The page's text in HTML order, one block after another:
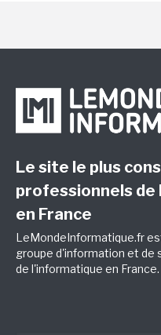
Le site le plus
professionnels de
en France
LeMondeInformatique.fr
groupe d'information et de
de l'informatique en France.